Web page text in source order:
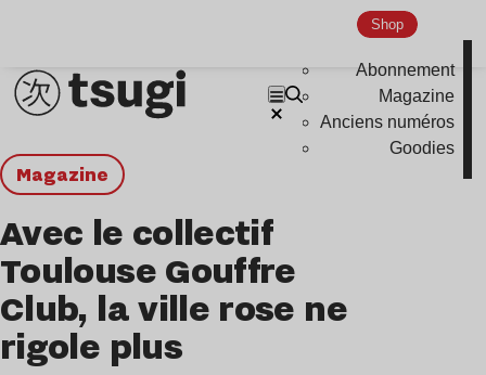
Shop
Abonnement
Magazine
Anciens numéros
Goodies
magazine
Avec le collectif
Toulouse Gouffre
Club, la ville rose ne
rigole plus